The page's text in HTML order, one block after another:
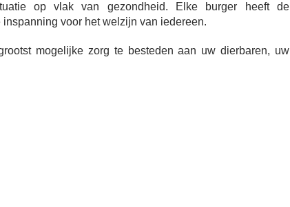
op vlak van gezondheid. Elke burger heeft de
voor het welzijn van iedereen.
mogelijke zorg te besteden aan uw dierbaren, uw